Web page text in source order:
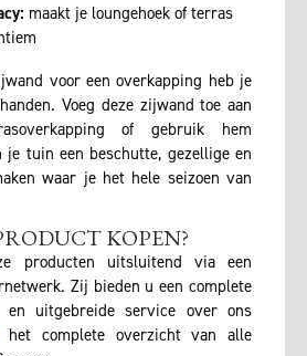
maakt je loungehoek of terras
voor een overkapping heb je
Voeg deze zijwand toe aan
of gebruik hem
tuin een beschutte, gezellige en
waar je het hele seizoen van
KOPEN?
producten uitsluitend via een
Zij bieden u een complete
en uitgebreide service over ons
het complete overzicht van alle